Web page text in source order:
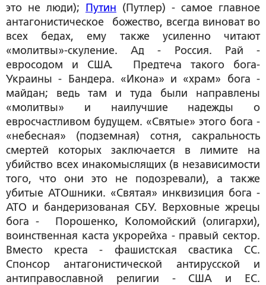
это не люди); Путин (Путлер) - самое главное
антагонистическое божество, всегда виноват во
всех бедах, ему также усиленно читают
«молитвы»-скуление. Ад - Россия. Рай -
евросодом и США. Предтеча такого бога-
Украины - Бандера. «Икона» и «храм» бога -
майдан; ведь там и туда были направлены
«молитвы» и наилучшие надежды о
евросчастливом будущем. «Святые» этого бога -
«небесная» (подземная) сотня, сакральность
смертей которых заключается в лимите на
убийство всех инакомыслящих (в независимости
того, что они это не подозревали), а также
убитые АТОшники. «Святая» инквизиция бога -
АТО и бандеризованая СБУ. Верховные жрецы
бога - Порошенко, Коломойский (олигархи),
воинственная каста укрорейха - правый сектор.
Вместо креста - фашистская свастика СС.
Спонсор антагонистической антирусской и
антиправославной религии - США и ЕС.